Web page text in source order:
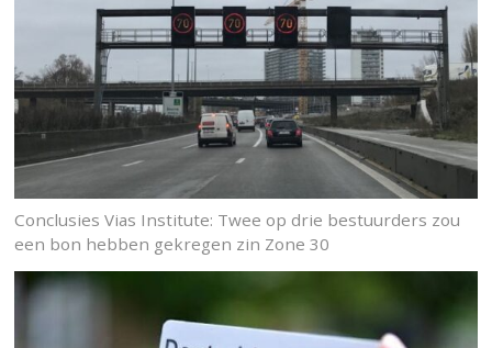
Conclusies Vias Institute: Twee op drie bestuurders zou
een bon hebben gekregen zin Zone 30